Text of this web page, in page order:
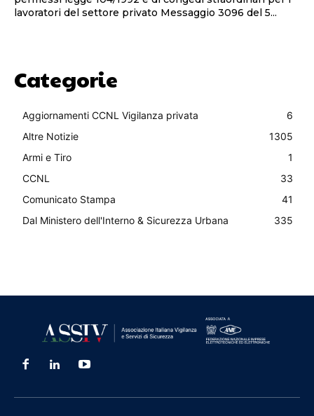
lavoratori del settore privato Messaggio 3096 del 5...
Categorie
Aggiornamenti CCNL Vigilanza privata
6
Altre Notizie
1305
Armi e Tiro
1
CCNL
33
Comunicato Stampa
41
Dal Ministero dell'Interno & Sicurezza Urbana
335